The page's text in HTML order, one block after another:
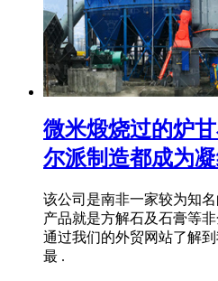
微米煅烧过的炉
尔派制造都成为
该公司是南非一家较为知
产品就是方解石及石膏等
通过我们的外贸网站了解
最 .